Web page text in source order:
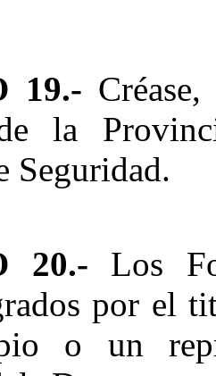
19.-
la
Seguridad.
20.- Los
por el
o un